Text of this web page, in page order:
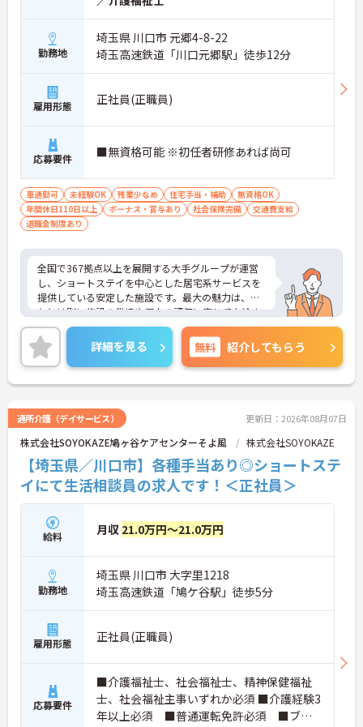
勤務地
埼玉県 川口市 元郷4-8-22
埼玉高速鉄道「川口元郷駅」徒歩12分
雇用形態 正社員(正職員)
応募要件 ■無資格可能 ※初任者研修あれば尚可
車通勤可 未経験OK 残業少なめ 住宅手当・補助
無資格OK
年間休日110日以上
ボーナス・賞与あり 社会保険完備
交通費支給
退職金制度あり
全国で367拠点以上を展開する大手グループが運営
し、ショートステイを中心とした居宅系サービスを
提供している安定した施設です。最大の魅力は、賞
与とは別に施設の業績や個人の評価に応じて支給さ
れる独自の特別報酬制度です。日々の頑張りやチー
ムへの貢献が直接収入に反映される非常にやりがい
のある環境が整っています。また、毎朝の情報共有
ミーティングを通じてスタッフ同士の連携が強化さ
れており、平均勤続年数7.2年という高い定着率を実
間内に研修を受講できるなど教育体制も充実してい
るため、介護職からケアマネジャーや管理職への着
実なステップアップが期待できます。定年65歳・再
雇用70歳までの継続雇用制度も完備されており、ご
自身らしさを大切にしながら大手ならではの安定基
盤のもとで末永くご活躍いただけます。
★おすすめPOINT★
【特別報酬制度で、収入アップが期待できます 】
・施設の業績や個人の評価に応じて賞与とは別に支
給される特別報酬制度があり、日々の頑張りが直接
収入として還元されます。
・業務への取り組みやチームへの貢献度が公正に評
【毎朝のミーティングで情報共有を徹底し、職種の
垣根を超えて協力し合える環境です】
・スタッフ全員で毎朝お客様の体調や業務連絡を丁
寧に共有することで、チーム全体でスムーズに連携
できる体制が構築されています。
・困った時もすぐに相談してフォローし合える風通
詳細を見る 無料 紹介してもらう
通所介護（デイサービス） 更新日：2026年08月07日
株式会社SOYOKAZE鳩ヶ谷ケアセンターそよ風 株式会社SOYOKAZE
【埼玉県／川口市】各種手当あり◎ショートステ
イにて生活相談員の求人です！＜正社員＞
給料 月収 21.0万円～21.0万円
勤務地
埼玉県 川口市 大字里1218
埼玉高速鉄道「鳩ケ谷駅」徒歩5分
雇用形態 正社員(正職員)
応募要件
■介護福祉士、社会福祉士、精神保健福祉
士、社会福祉主事いずれか必須 ■介護経験3
年以上必須 ■普通運転免許必須 ■ブラ